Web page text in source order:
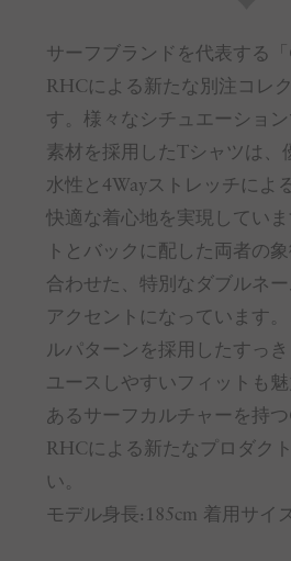
サーフブランドを代表する
RHCによる新たな別注コレ
す。様々なシチュエーショ
素材を採用したTシャツは、
水性と4Wayストレッチによ
快適な着心地を実現してい
トとバックに配した両者の
合わせた、特別なダブルネ
アクセントになっています
ルパターンを採用したすっ
ユースしやすいフィットも
あるサーフカルチャーを持つ
RHCによる新たなプロダク
い。
モデル身長:185cm 着用サイ